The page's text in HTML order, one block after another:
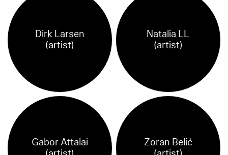
Dirk Larsen
(artist)
Natalia LL
(artist)
Gabor Attalai
Zoran Belić